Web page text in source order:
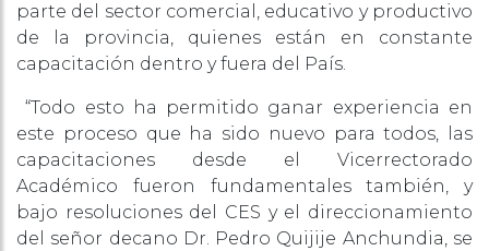
parte del sector comercial, educativo y productivo
de la provincia, quienes están en constante
capacitación dentro y fuera del País.
“Todo esto ha permitido ganar experiencia en
este proceso que ha sido nuevo para todos, las
capacitaciones desde el Vicerrectorado
Académico fueron fundamentales también, y
bajo resoluciones del CES y el direccionamiento
del señor decano Dr. Pedro Quijije Anchundia, se